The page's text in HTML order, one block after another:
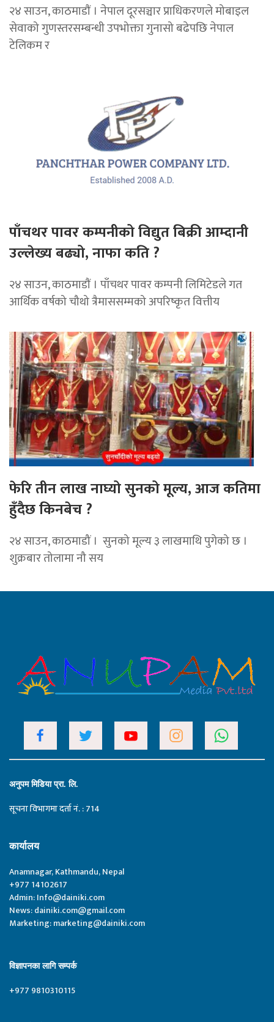
२४ साउन, काठमाडाैं । नेपाल दूरसञ्चार प्राधिकरणले मोबाइल
सेवाको गुणस्तरसम्बन्धी उपभोक्ता गुनासो बढेपछि नेपाल
टेलिकम र
पाँचथर पावर कम्पनीको विद्युत बिक्री आम्दानी
उल्लेख्य बढ्यो, नाफा कति ?
२४ साउन, काठमाडाैं । पाँचथर पावर कम्पनी लिमिटेडले गत
आर्थिक वर्षको चौथो त्रैमाससम्मको अपरिष्कृत वित्तीय
फेरि तीन लाख नाघ्यो सुनको मूल्य, आज कतिमा
हुँदैछ किनबेच ?
२४ साउन, काठमाडौं । सुनको मूल्य ३ लाखमाथि पुगेको छ ।
शुक्रबार तोलामा नौ सय
अनुपम मिडिया प्रा. लि.
सूचना विभागमा दर्ता नं. : 714
कार्यालय
Anamnagar, Kathmandu, Nepal
+977 14102617
Admin:Info@dainiki.com
News:dainiki.com@gmail.com
Marketing:marketing@dainiki.com
विज्ञापनका लागि सम्पर्क
+977 9810310115